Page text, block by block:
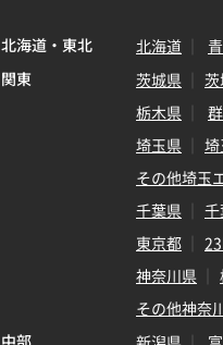
北海道・東北 北海道
関東
茨城県
栃木県
埼玉県
その他埼玉
千葉県
東京都
神奈川県
その他神奈
中部